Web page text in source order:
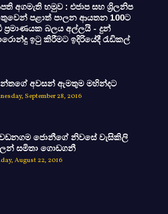
අගමැති හමුව : එජාප සහ ශ්‍රිලනිප
පළාත් පාලන ආයතන 100ට
ප්‍රමාණයක බලය අල්ලයි - දුන්
ඉටු කිරීමට ඉදිරියේදී රැඩිකල්
අවසන් ඇමතුම මහින්දට
September 28, 2016
ජොනීගේ නිවසේ වැසිකිලි
සමිතා ගොඩගනී
August 22, 2016